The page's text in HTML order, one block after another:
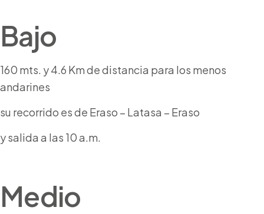
Bajo
160 mts. y 4.6 Km de distancia para los menos
andarines
su recorrido es de Eraso – Latasa – Eraso
y salida a las 10 a.m.
Medio